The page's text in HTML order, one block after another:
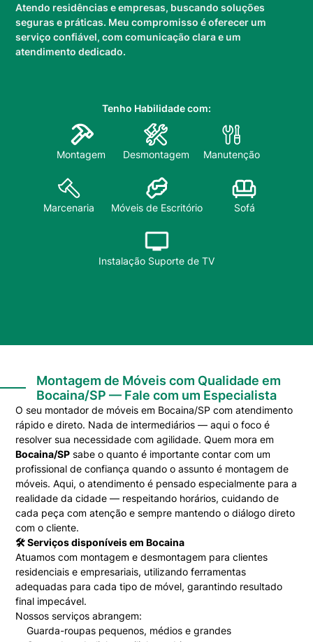
Atendo residências e empresas, buscando soluções
seguras e práticas. Meu compromisso é oferecer um
serviço confiável, com comunicação clara e um
atendimento dedicado.
Tenho Habilidade com:
Montagem Desmontagem Manutenção
Marcenaria Móveis de Escritório Sofá
Instalação Suporte de TV
Montagem de Móveis com Qualidade em
Bocaina/SP — Fale com um Especialista
O seu montador de móveis em Bocaina/SP com atendimento
rápido e direto. Nada de intermediários — aqui o foco é
resolver sua necessidade com agilidade. Quem mora em
Bocaina/SP sabe o quanto é importante contar com um
profissional de confiança quando o assunto é montagem de
móveis. Aqui, o atendimento é pensado especialmente para a
realidade da cidade — respeitando horários, cuidando de
cada peça com atenção e sempre mantendo o diálogo direto
com o cliente.
🛠️ Serviços disponíveis em Bocaina
Atuamos com montagem e desmontagem para clientes
residenciais e empresariais, utilizando ferramentas
adequadas para cada tipo de móvel, garantindo resultado
final impecável.
Nossos serviços abrangem:
Guarda-roupas pequenos, médios e grandes